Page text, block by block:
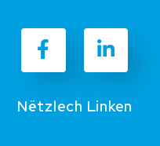
Nëtzlech Linken